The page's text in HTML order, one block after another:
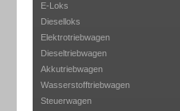
E-Loks
Dieselloks
Elektrotriebwagen
Dieseltriebwagen
Akkutriebwagen
Wasserstofftriebwagen
Steuerwagen